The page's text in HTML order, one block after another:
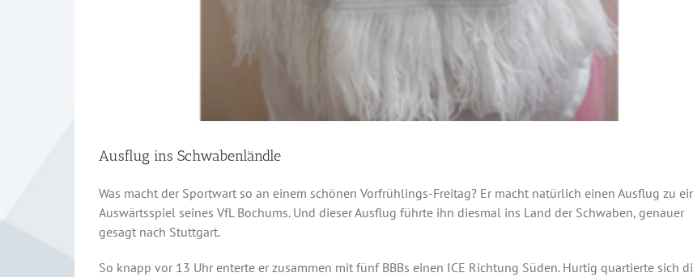
Ausflug ins Schwabenländle
Was macht der Sportwart so an einem schönen Vorfrühlings-Freitag? Er macht natürlich einen Ausflug zu
Auswärtsspiel seines VfL Bochums. Und dieser Ausflug führte ihn diesmal ins Land der Schwaben, genauer
gesagt nach Stuttgart.
So knapp vor 13 Uhr enterte er zusammen mit fünf BBBs einen ICE Richtung Süden. Hurtig quartierte sich